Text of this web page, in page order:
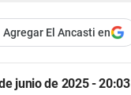
Agregar El Ancasti en
junio de 2025 - 20:03